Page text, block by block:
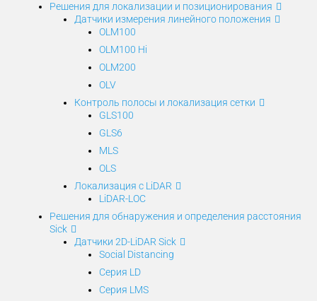
Решения для локализации и позиционирования
Датчики измерения линейного положения
OLM100
OLM100 Hi
OLM200
OLV
Контроль полосы и локализация сетки
GLS100
GLS6
MLS
OLS
Локализация с LiDAR
LiDAR-LOC
Решения для обнаружения и определения расстояния
Sick
Датчики 2D-LiDAR Sick
Social Distancing
Серия LD
Серия LMS